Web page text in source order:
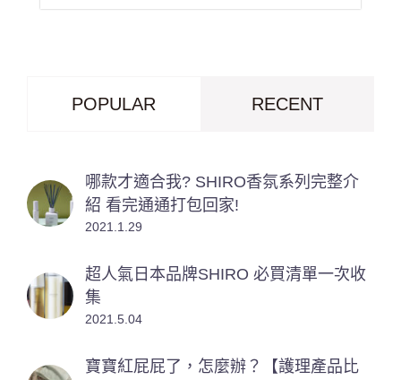
POPULAR RECENT
哪款才適合我? SHIRO香氛系列完整介
紹 看完通通打包回家!
2021.1.29
超人氣日本品牌SHIRO 必買清單一次收
集
2021.5.04
寶寶紅屁屁了，怎麼辦？【護理產品比